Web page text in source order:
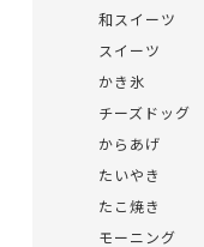
和スイーツ
スイーツ
かき氷
チーズドッグ
からあげ
たいやき
たこ焼き
モーニング